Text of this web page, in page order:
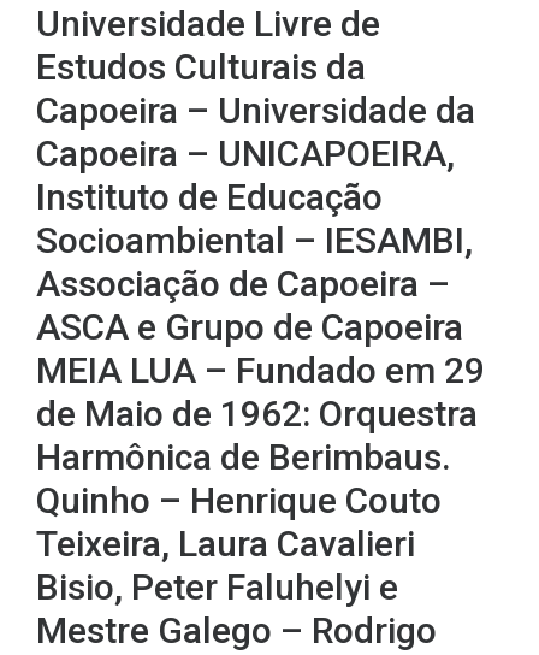
Universidade Livre de
Estudos Culturais da
Capoeira – Universidade da
Capoeira – UNICAPOEIRA,
Instituto de Educação
Socioambiental – IESAMBI,
Associação de Capoeira –
ASCA e Grupo de Capoeira
MEIA LUA – Fundado em 29
de Maio de 1962: Orquestra
Harmônica de Berimbaus.
Quinho – Henrique Couto
Teixeira, Laura Cavalieri
Bisio, Peter Faluhelyi e
Mestre Galego – Rodrigo